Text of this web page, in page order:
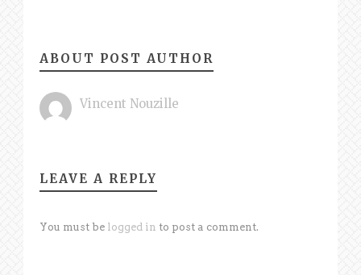
ABOUT POST AUTHOR
Vincent Nouzille
LEAVE A REPLY
You must be logged in to post a comment.